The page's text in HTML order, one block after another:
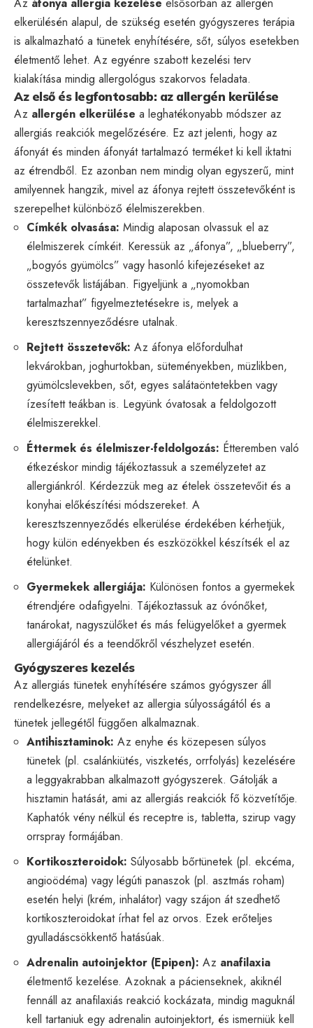
elkerülésén alapul, de szükség esetén gyógyszeres terápia
is alkalmazható a tünetek enyhítésére, sőt, súlyos esetekben
életmentő lehet. Az egyénre szabott kezelési terv
kialakítása mindig allergológus szakorvos feladata.
Az első és legfontosabb: az allergén kerülése
Az allergén elkerülése a leghatékonyabb módszer az
allergiás reakciók megelőzésére. Ez azt jelenti, hogy az
áfonyát és minden áfonyát tartalmazó terméket ki kell iktatni
az étrendből. Ez azonban nem mindig olyan egyszerű, mint
amilyennek hangzik, mivel az áfonya rejtett összetevőként is
szerepelhet különböző élelmiszerekben.
Címkék olvasása: Mindig alaposan olvassuk el az
élelmiszerek címkéit. Keressük az „áfonya”, „blueberry”,
„bogyós gyümölcs” vagy hasonló kifejezéseket az
összetevők listájában. Figyeljünk a „nyomokban
tartalmazhat” figyelmeztetésekre is, melyek a
keresztszennyeződésre utalnak.
Rejtett összetevők: Az áfonya előfordulhat
lekvárokban, joghurtokban, süteményekben, müzlikben,
gyümölcslevekben, sőt, egyes salátaöntetekben vagy
ízesített teákban is. Legyünk óvatosak a feldolgozott
élelmiszerekkel.
Éttermek és élelmiszer-feldolgozás: Étteremben való
étkezéskor mindig tájékoztassuk a személyzetet az
allergiánkról. Kérdezzük meg az ételek összetevőit és a
konyhai előkészítési módszereket. A
keresztszennyeződés elkerülése érdekében kérhetjük,
hogy külön edényekben és eszközökkel készítsék el az
ételünket.
Gyermekek allergiája: Különösen fontos a gyermekek
étrendjére odafigyelni. Tájékoztassuk az óvónőket,
tanárokat, nagyszülőket és más felügyelőket a gyermek
allergiájáról és a teendőkről vészhelyzet esetén.
Gyógyszeres kezelés
Az allergiás tünetek enyhítésére számos gyógyszer áll
rendelkezésre, melyeket az allergia súlyosságától és a
tünetek jellegétől függően alkalmaznak.
Antihisztaminok: Az enyhe és közepesen súlyos
tünetek (pl. csalánkiütés, viszketés, orrfolyás) kezelésére
a leggyakrabban alkalmazott gyógyszerek. Gátolják a
hisztamin hatását, ami az allergiás reakciók fő közvetítője.
Kaphatók vény nélkül és receptre is, tabletta, szirup vagy
orrspray formájában.
Kortikoszteroidok: Súlyosabb bőrtünetek (pl. ekcéma,
angioödéma) vagy légúti panaszok (pl. asztmás roham)
esetén helyi (krém, inhalátor) vagy szájon át szedhető
kortikoszteroidokat írhat fel az orvos. Ezek erőteljes
gyulladáscsökkentő hatásúak.
Adrenalin autoinjektor (Epipen): Az anafilaxia
életmentő kezelése. Azoknak a pácienseknek, akiknél
fennáll az anafilaxiás reakció kockázata, mindig maguknál
kell tartaniuk egy adrenalin autoinjektort, és ismerniük kell